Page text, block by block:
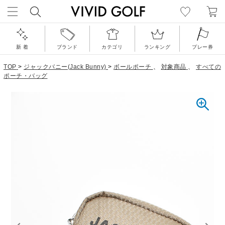
新 着 ブランド カテゴリ ランキング プレー券
TOP > ジャックバニー(Jack Bunny) > ボールポーチ 、 対象商品 、 すべての
ポーチ・バッグ